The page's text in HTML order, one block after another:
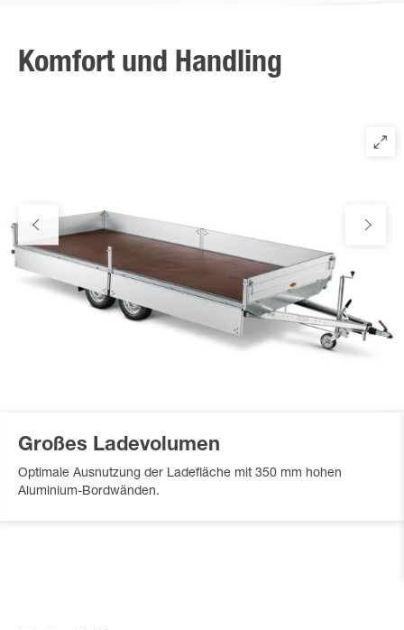
Komfort und Handling
Großes Ladevolumen
Optimale Ausnutzung der Ladefläche mit 350 mm hohen
Aluminium-Bordwänden.